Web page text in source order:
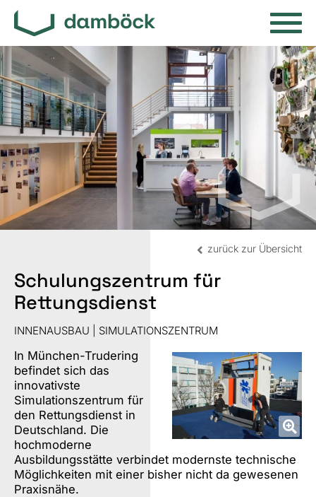
zurück zur Übersicht
Schulungszentrum für
Rettungsdienst
INNENAUSBAU | SIMULATIONSZENTRUM
In München-Trudering
befindet sich das
innovativste
Simulationszentrum für
den Rettungsdienst in
Deutschland. Die
hochmoderne
Ausbildungsstätte verbindet modernste technische
Möglichkeiten mit einer bisher nicht da gewesenen
Praxisnähe.